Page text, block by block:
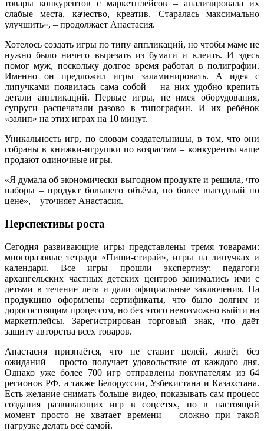
товары конкурентов с маркетплейсов – анализировала их
слабые места, качество, креатив. Старалась максимально
улучшить», – продолжает Анастасия.
Хотелось создать игры по типу аппликаций, но чтобы маме не
нужно было ничего вырезать из бумаги и клеить. И здесь
помог муж, поскольку долгое время работал в полиграфии.
Именно он предложил игры заламинировать. А идея с
липучками появилась сама собой – на них удобно крепить
детали аппликаций. Первые игры, не имея оборудования,
супруги распечатали разово в типографии. И их ребёнок
«залип» на этих играх на 10 минут.
Уникальность игр, по словам создательницы, в том, что они
собраны в книжки-игрушки по возрастам – конкуренты чаще
продают одиночные игры.
«Я думала об экономически выгодном продукте и решила, что
наборы – продукт большего объёма, но более выгодный по
цене», – уточняет Анастасия.
Перспективы роста
Сегодня развивающие игры представлены тремя товарами:
многоразовые тетради «Пиши-стирай», игры на липучках и
календари. Все игры прошли экспертизу: педагоги
архангельских частных детских центров занимались ими с
детьми в течение лета и дали официальные заключения. На
продукцию оформлены сертификаты, что было долгим и
дорогостоящим процессом, но без этого невозможно выйти на
маркетплейсы. Зарегистрирован торговый знак, что даёт
защиту авторства всех товаров.
Анастасия признаётся, что не ставит целей, живёт без
ожиданий – просто получает удовольствие от каждого дня.
Однако уже более 700 игр отправлены покупателям из 64
регионов РФ, а также Белоруссии, Узбекистана и Казахстана.
Есть желание снимать больше видео, показывать сам процесс
создания развивающих игр в соцсетях, но в настоящий
момент просто не хватает времени – сложно при такой
нагрузке делать всё самой.